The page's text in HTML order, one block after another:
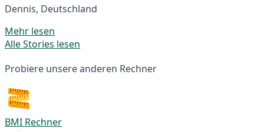
Dennis, Deutschland
Mehr lesen
Alle Stories lesen
Probiere unsere anderen Rechner
BMI Rechner